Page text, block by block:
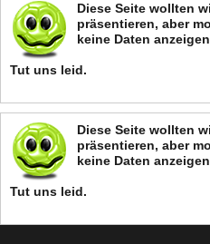
Diese Seite wollten
präsentieren, aber
keine Daten
Tut uns leid.
Diese Seite wollten
präsentieren, aber
keine Daten
Tut uns leid.